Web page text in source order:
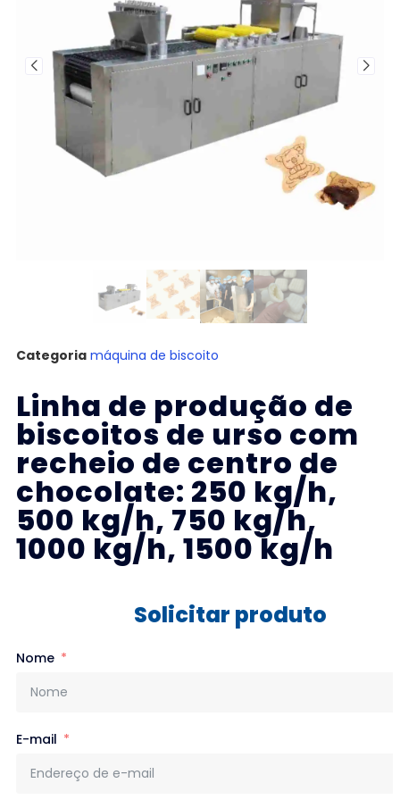
Categoria máquina de biscoito
Linha de produção de
biscoitos de urso com
recheio de centro de
chocolate: 250 kg/h,
500 kg/h, 750 kg/h,
1000 kg/h, 1500 kg/h
Solicitar produto
Nome
E-mail